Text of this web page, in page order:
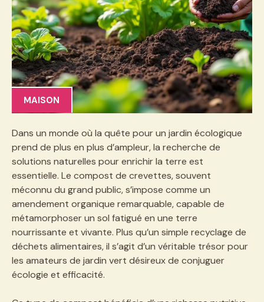
MAISON
Dans un monde où la quête pour un jardin écologique
prend de plus en plus d’ampleur, la recherche de
solutions naturelles pour enrichir la terre est
essentielle. Le compost de crevettes, souvent
méconnu du grand public, s’impose comme un
amendement organique remarquable, capable de
métamorphoser un sol fatigué en une terre
nourrissante et vivante. Plus qu’un simple recyclage de
déchets alimentaires, il s’agit d’un véritable trésor pour
les amateurs de jardin vert désireux de conjuguer
écologie et efficacité.